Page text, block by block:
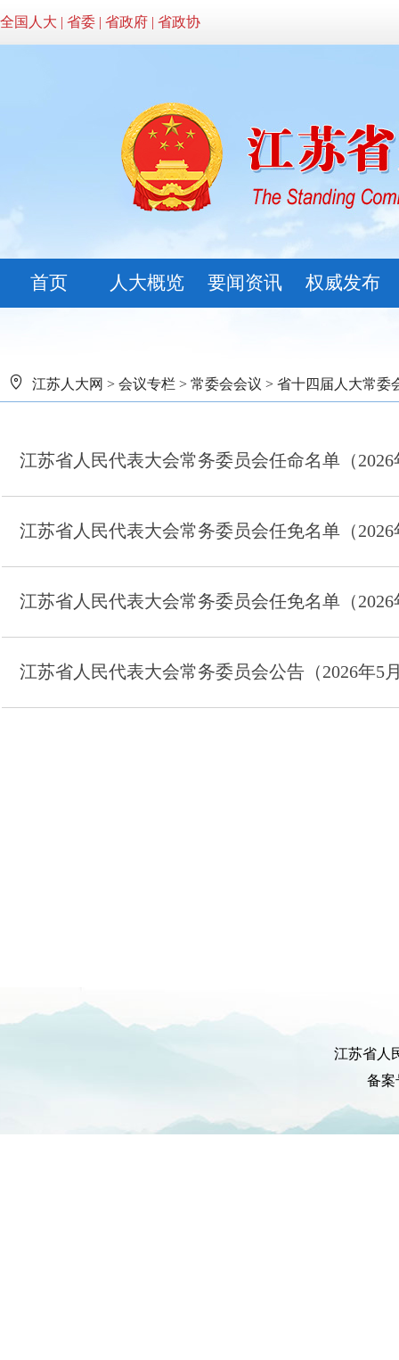
全国人大 | 省委 | 省政府 | 省政协
首页 人大概览 要闻资讯 权威发布
江苏人大网 > 会议专栏 > 常委会会议 > 省十四届人大常委
江苏省人民代表大会常务委员会任命名单（2026
江苏省人民代表大会常务委员会任免名单（2026
江苏省人民代表大会常务委员会任免名单（2026
江苏省人民代表大会常务委员会公告（2026年5
江苏省人
备案